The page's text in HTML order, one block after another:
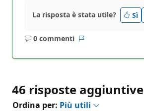
La risposta è stata utile? Sì
0 commenti
Nessun
46 risposte aggiuntive
Ordina per: Più utili